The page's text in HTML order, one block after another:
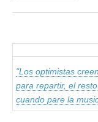
"Los optimistas
para repartir, el
cuando pare la